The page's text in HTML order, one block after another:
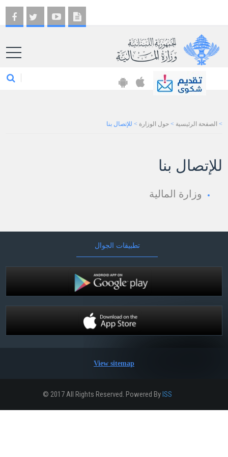
EN
> الصفحة الرئيسية >حول الوزارة > للإتصال بنا
​للإتصال بنا​
​وزارة​​​​​ ​المالية​​​
تطبيقات الجوال
View sitemap
© 2017 All Rights Reserved. Powered ByISS